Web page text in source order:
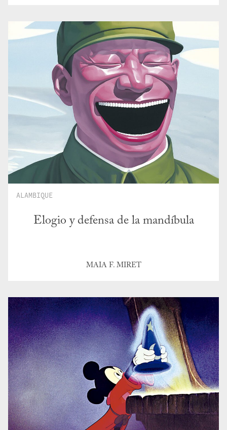
ALAMBIQUE
Elogio y defensa de la mandíbula
MAIA F. MIRET